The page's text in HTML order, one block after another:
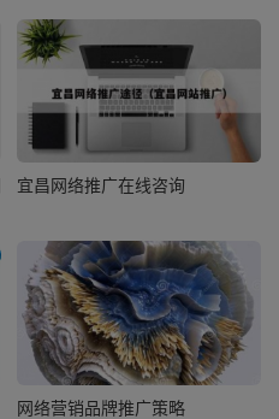
宜昌网络推广在线咨询
网络营销品牌推广策略